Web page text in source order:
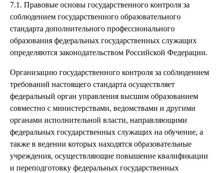
7.1. Правовые основы государственного контроля за
соблюдением государственного образовательного
стандарта дополнительного профессионального
образования федеральных государственных служащих
определяются законодательством Российской Федерации.
Организацию государственного контроля за соблюдением
требований настоящего стандарта осуществляет
федеральный орган управления высшим образованием
совместно с министерствами, ведомствами и другими
органами исполнительной власти, направляющими
федеральных государственных служащих на обучение, а
также в ведении которых находятся образовательные
учреждения, осуществляющие повышение квалификации
и переподготовку федеральных государственных